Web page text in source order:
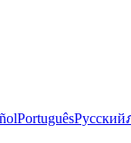
PortuguêsРусский